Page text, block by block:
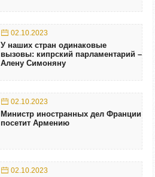
02.10.2023
У наших стран одинаковые
вызовы: кипрский парламентарий –
Алену Симоняну
02.10.2023
Министр иностранных дел Франции
посетит Армению
02.10.2023